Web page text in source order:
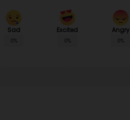
Sad
0%
Excited
0%
Angry
0%